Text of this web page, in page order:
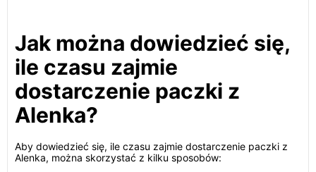
Jak można dowiedzieć się,
ile czasu zajmie
dostarczenie paczki z
Alenka?
Aby dowiedzieć się, ile czasu zajmie dostarczenie paczki z
Alenka, można skorzystać z kilku sposobów: